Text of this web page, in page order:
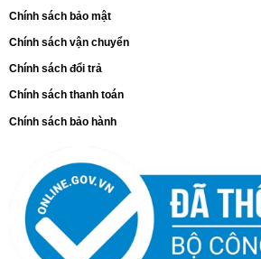
Chính sách bảo mật
Chính sách vận chuyển
Chính sách đổi trả
Chính sách thanh toán
Chính sách bảo hành